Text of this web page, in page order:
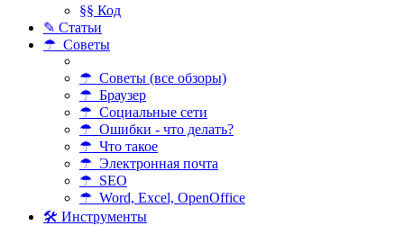
§§ Код
✎ Статьи
☂ Советы
☂ Советы (все обзоры)
☂ Браузер
☂ Социальные сети
☂ Ошибки - что делать?
☂ Что такое
☂ Электронная почта
☂ SEO
☂ Word, Excel, OpenOffice
🛠 Инструменты